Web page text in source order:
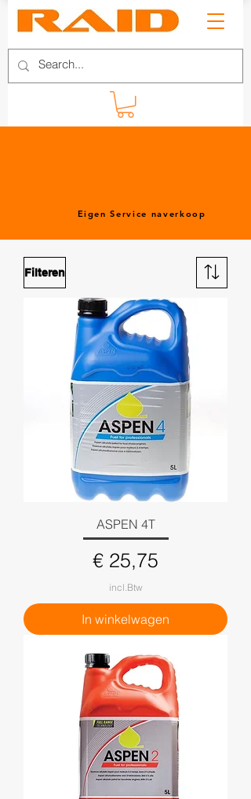
Eigen Service naverkoop
Filteren
ASPEN 4T
Prijs
€ 25,75
incl.Btw
In winkelwagen